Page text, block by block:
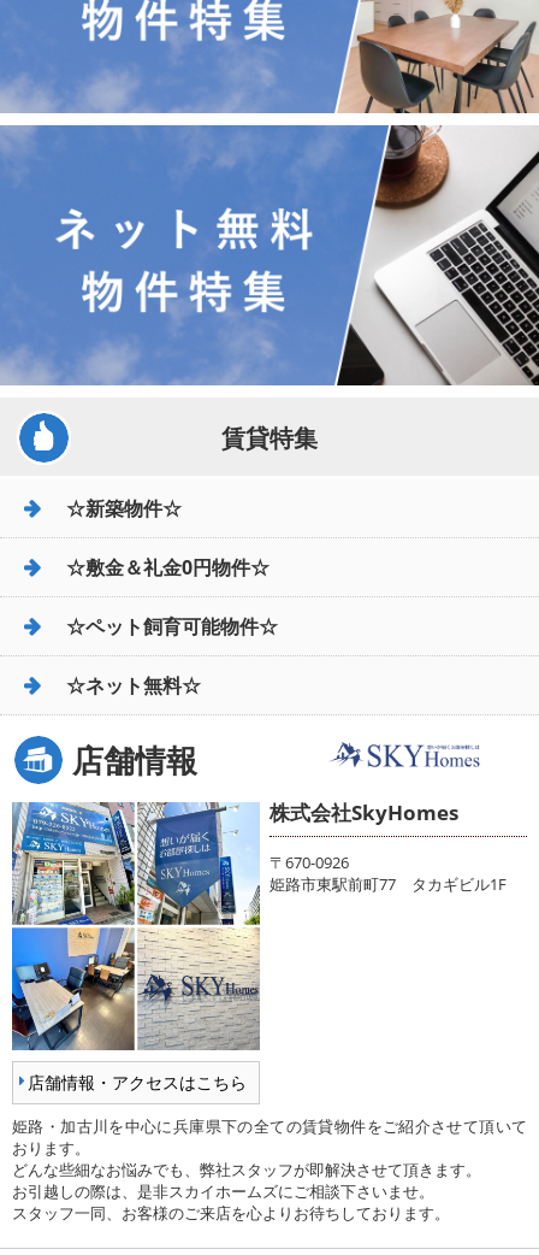
賃貸特集
☆新築物件☆
☆敷金＆礼金0円物件☆
☆ペット飼育可能物件☆
☆ネット無料☆
店舗情報
店舗情報・アクセスはこちら
株式会社SkyHomes
〒670-0926
姫路市東駅前町77 タカギビル1F
姫路・加古川を中心に兵庫県下の全ての賃貸物件をご紹介させて頂いて
おります。
どんな些細なお悩みでも、弊社スタッフが即解決させて頂きます。
お引越しの際は、是非スカイホームズにご相談下さいませ。
スタッフ一同、お客様のご来店を心よりお待ちしております。